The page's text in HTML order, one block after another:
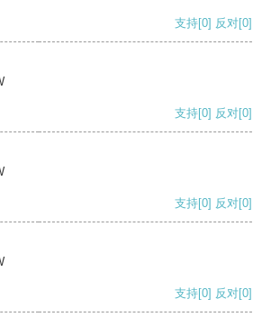
支持[0] 反对[0]
支持[0] 反对[0]
支持[0] 反对[0]
支持[0] 反对[0]